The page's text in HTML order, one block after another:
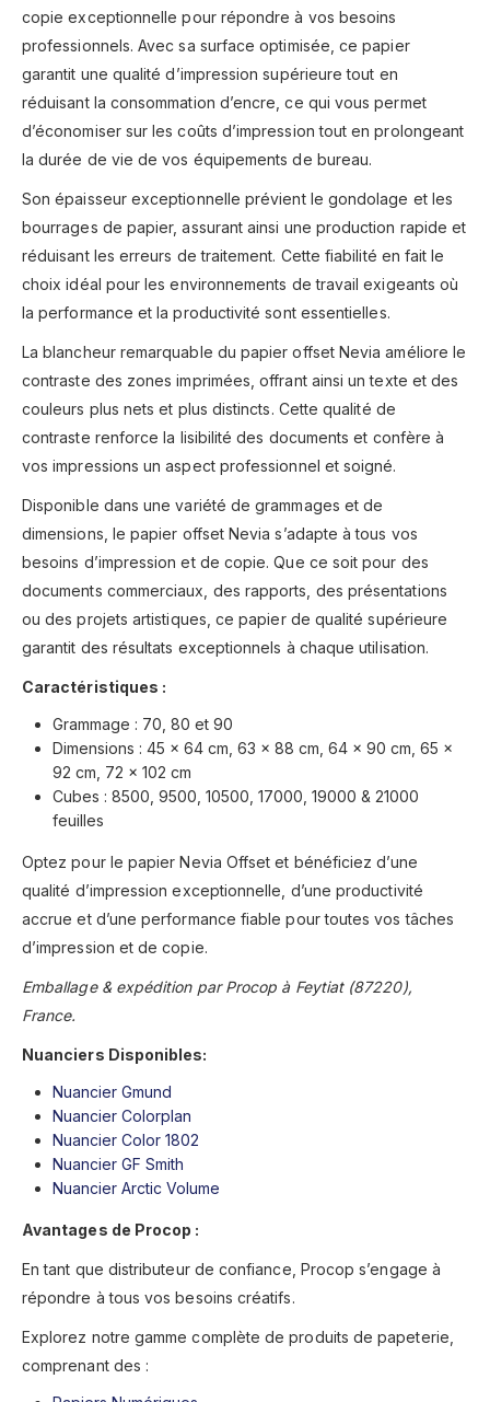
copie exceptionnelle pour répondre à vos besoins
professionnels. Avec sa surface optimisée, ce papier
garantit une qualité d’impression supérieure tout en
réduisant la consommation d’encre, ce qui vous permet
d’économiser sur les coûts d’impression tout en prolongeant
la durée de vie de vos équipements de bureau.
Son épaisseur exceptionnelle prévient le gondolage et les
bourrages de papier, assurant ainsi une production rapide et
réduisant les erreurs de traitement. Cette fiabilité en fait le
choix idéal pour les environnements de travail exigeants où
la performance et la productivité sont essentielles.
La blancheur remarquable du papier offset Nevia améliore le
contraste des zones imprimées, offrant ainsi un texte et des
couleurs plus nets et plus distincts. Cette qualité de
contraste renforce la lisibilité des documents et confère à
vos impressions un aspect professionnel et soigné.
Disponible dans une variété de grammages et de
dimensions, le papier offset Nevia s’adapte à tous vos
besoins d’impression et de copie. Que ce soit pour des
documents commerciaux, des rapports, des présentations
ou des projets artistiques, ce papier de qualité supérieure
garantit des résultats exceptionnels à chaque utilisation.
Caractéristiques :
Grammage : 70, 80 et 90
Dimensions : 45 x 64 cm, 63 x 88 cm, 64 x 90 cm, 65 x
92 cm, 72 x 102 cm
Cubes : 8500, 9500, 10500, 17000, 19000 & 21000
feuilles
Optez pour le papier Nevia Offset et bénéficiez d’une
qualité d’impression exceptionnelle, d’une productivité
accrue et d’une performance fiable pour toutes vos tâches
d’impression et de copie.
Emballage & expédition par Procop à Feytiat (87220),
France.
Nuanciers Disponibles:
Nuancier Gmund
Nuancier Colorplan
Nuancier Color 1802
Nuancier GF Smith
Nuancier Arctic Volume
Avantages de Procop :
En tant que distributeur de confiance, Procop s’engage à
répondre à tous vos besoins créatifs.
Explorez notre gamme complète de produits de papeterie,
comprenant des :